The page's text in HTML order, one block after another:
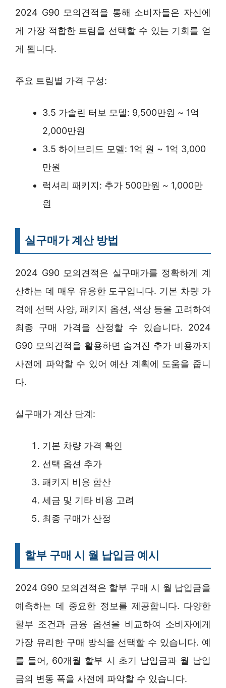
2024 G90 모의견적을 통해 소비자들은 자신에
게 가장 적합한 트림을 선택할 수 있는 기회를 얻
게 됩니다.
주요 트림별 가격 구성:
3.5 가솔린 터보 모델: 9,500만원 ~ 1억
2,000만원
3.5 하이브리드 모델: 1억 원 ~ 1억 3,000
만원
럭셔리 패키지: 추가 500만원 ~ 1,000만
원
실구매가 계산 방법
2024 G90 모의견적은 실구매가를 정확하게 계
산하는 데 매우 유용한 도구입니다. 기본 차량 가
격에 선택 사양, 패키지 옵션, 색상 등을 고려하여
최종 구매 가격을 산정할 수 있습니다. 2024
G90 모의견적을 활용하면 숨겨진 추가 비용까지
사전에 파악할 수 있어 예산 계획에 도움을 줍니
다.
실구매가 계산 단계:
기본 차량 가격 확인
선택 옵션 추가
패키지 비용 합산
세금 및 기타 비용 고려
최종 구매가 산정
할부 구매 시 월 납입금 예시
2024 G90 모의견적은 할부 구매 시 월 납입금을
예측하는 데 중요한 정보를 제공합니다. 다양한
할부 조건과 금융 옵션을 비교하여 소비자에게
가장 유리한 구매 방식을 선택할 수 있습니다. 예
를 들어, 60개월 할부 시 초기 납입금과 월 납입
금의 변동 폭을 사전에 파악할 수 있습니다.